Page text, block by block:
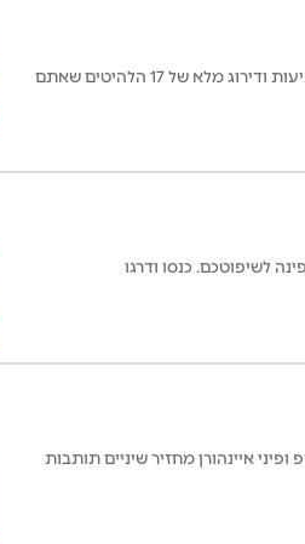
מצעד "שירים במעלות": השירים המובילים לשבוע הנוכחי, עם כניסות חדשות, עזיבות מפתיעות ודירוג מלא של 17 הלהיטים שאתם
לשיפוטכם. כנסו ודרגו
איינהורן מחזיר שיניים תותבות